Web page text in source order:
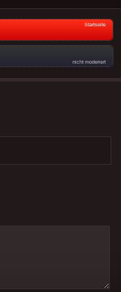
Startseite
nicht moderiert